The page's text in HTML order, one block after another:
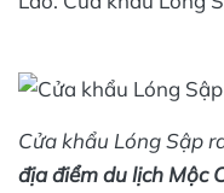
Cửa khẩu Lóng Sập
địa điểm du lịch Mộc